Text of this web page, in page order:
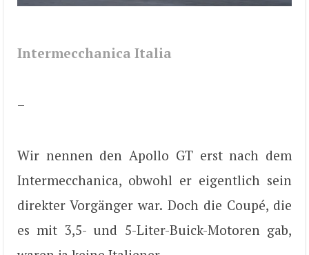
Intermecchanica Italia
–
Wir nennen den Apollo GT erst nach dem
Intermecchanica, obwohl er eigentlich sein
direkter Vorgänger war. Doch die Coupé, die
es mit 3,5- und 5-Liter-Buick-Motoren gab,